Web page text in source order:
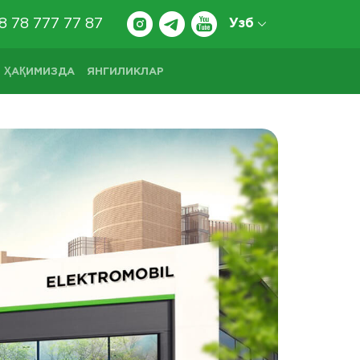
78 777 77 87 Узб
ҲАҚИМИЗДА ЯНГИЛИКЛАР